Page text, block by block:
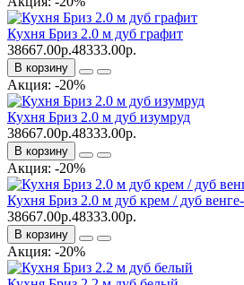
Кухня Бриз 2.0 м дуб графит
38667.00р.48333.00р.
В корзину
Акция: -20%
Кухня Бриз 2.0 м дуб изумруд
38667.00р.48333.00р.
В корзину
Акция: -20%
Кухня Бриз 2.0 м дуб крем / дуб венге-
38667.00р.48333.00р.
В корзину
Акция: -20%